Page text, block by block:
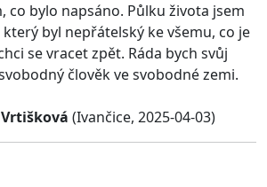
co bylo napsáno. Půlku života jsem
byl nepřátelský ke všemu, co je
se vracet zpět. Ráda bych svůj
člověk ve svobodné zemi.
(Ivančice, 2025-04-03)